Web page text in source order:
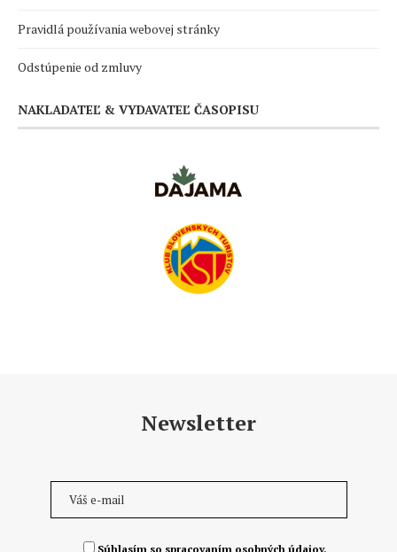
Pravidlá používania webovej stránky
Odstúpenie od zmluvy
NAKLADATEĽ & VYDAVATEĽ ČASOPISU
Newsletter
Súhlasím so spracovaním osobných údajov.